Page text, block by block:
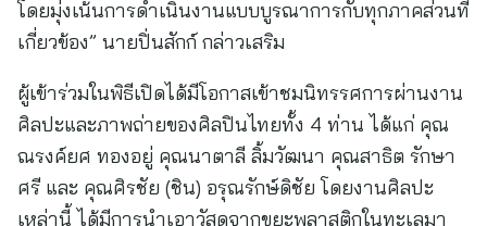
โดยมุ่งเน้นการดำเนินงานแบบบูรณาการกับทุกภาคส่วนที่
เกี่ยวข้อง” นายปิ่นสักก์ กล่าวเสริม
ผู้เข้าร่วมในพิธีเปิดได้มีโอกาสเข้าชมนิทรรศการผ่านงาน
ศิลปะและภาพถ่ายของศิลปินไทยทั้ง 4 ท่าน ได้แก่ คุณ
ณรงค์ยศ ทองอยู่ คุณนาตาลี ลิ้มวัฒนา คุณสาธิต รักษา
ศรี และ คุณศิรชัย (ชิน) อรุณรักษ์ดิชัย โดยงานศิลปะ
เหล่านี้ ได้มีการนำเอาวัสดุจากขยะพลาสติกในทะเลมา